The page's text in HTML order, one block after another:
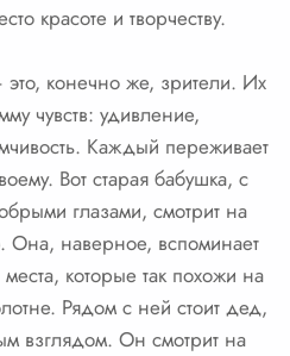
красоте и творчеству.
конечно же, зрители. Их
чувств: удивление,
Каждый переживает
Вот старая бабушка, с
глазами, смотрит на
Она, наверное, вспоминает
которые так похожи на
Рядом с ней стоит дед,
взглядом. Он смотрит на